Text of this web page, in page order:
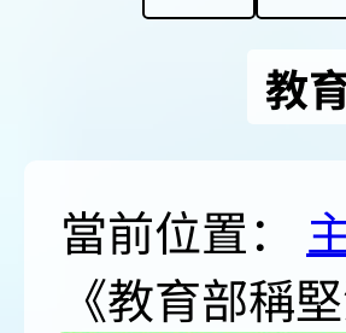
教
當前位置：
《教育部稱